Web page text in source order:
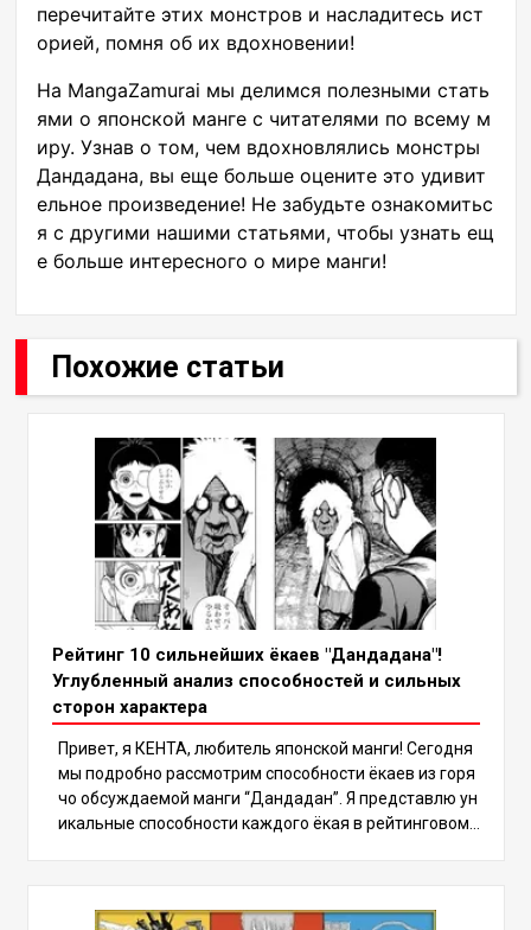
перечитайте этих монстров и насладитесь ист
орией, помня об их вдохновении!
На MangaZamurai мы делимся полезными стать
ями о японской манге с читателями по всему м
иру. Узнав о том, чем вдохновлялись монстры
Дандадана, вы еще больше оцените это удивит
ельное произведение! Не забудьте ознакомитьс
я с другими нашими статьями, чтобы узнать ещ
е больше интересного о мире манги!
Похожие статьи
Рейтинг 10 сильнейших ёкаев "Дандадана"!
Углубленный анализ способностей и сильных
сторон характера
Привет, я КЕНТА, любитель японской манги! Сегодня
мы подробно рассмотрим способности ёкаев из горя
чо обсуждаемой манги “Дандадан”. Я представлю ун
икальные способности каждого ёкая в рейтинговом
ательный мир ёкаев Дандадана вместе! Введение в